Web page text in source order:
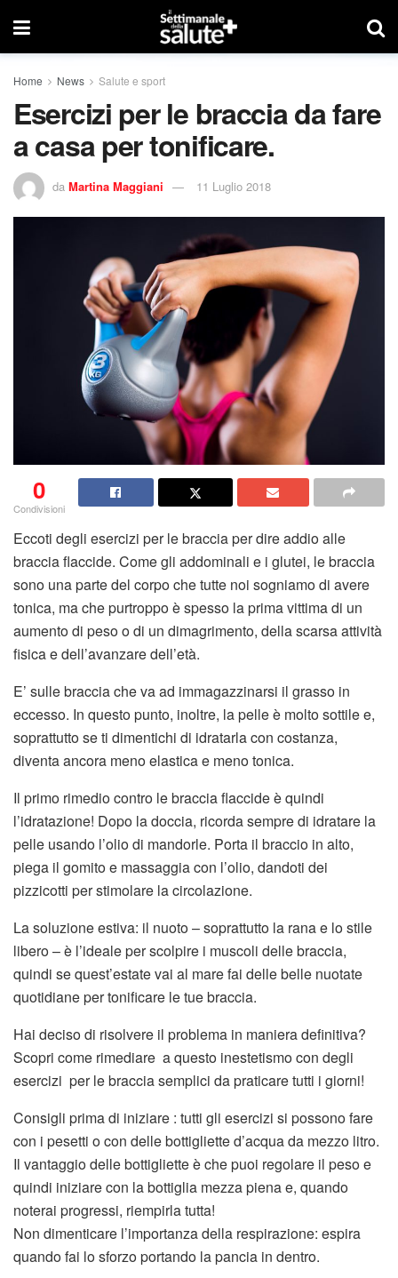
Home News Salute e sport
Esercizi per le braccia da fare
a casa per tonificare.
da Martina Maggiani 11 Luglio 2018
0
Condivisioni
Eccoti degli esercizi per le braccia per dire addio alle
braccia flaccide. Come gli addominali e i glutei, le braccia
sono una parte del corpo che tutte noi sogniamo di avere
tonica, ma che purtroppo è spesso la prima vittima di un
aumento di peso o di un dimagrimento, della scarsa attività
fisica e dell’avanzare dell’età.
E’ sulle braccia che va ad immagazzinarsi il grasso in
eccesso. In questo punto, inoltre, la pelle è molto sottile e,
soprattutto se ti dimentichi di idratarla con costanza,
diventa ancora meno elastica e meno tonica.
Il primo rimedio contro le braccia flaccide è quindi
l’idratazione! Dopo la doccia, ricorda sempre di idratare la
pelle usando l’olio di mandorle. Porta il braccio in alto,
piega il gomito e massaggia con l’olio, dandoti dei
pizzicotti per stimolare la circolazione.
La soluzione estiva: il nuoto – soprattutto la rana e lo stile
libero – è l’ideale per scolpire i muscoli delle braccia,
quindi se quest’estate vai al mare fai delle belle nuotate
quotidiane per tonificare le tue braccia.
Hai deciso di risolvere il problema in maniera definitiva?
Scopri come rimediare a questo inestetismo con degli
esercizi per le braccia semplici da praticare tutti i giorni!
Consigli prima di iniziare : tutti gli esercizi si possono fare
con i pesetti o con delle bottigliette d’acqua da mezzo litro.
Il vantaggio delle bottigliette è che puoi regolare il peso e
quindi iniziare con la bottiglia mezza piena e, quando
noterai progressi, riempirla tutta!
Non dimenticare l’importanza della respirazione: espira
quando fai lo sforzo portando la pancia in dentro.